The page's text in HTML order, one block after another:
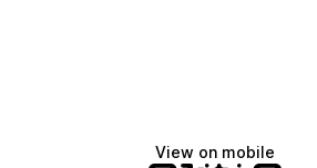
View on mobile